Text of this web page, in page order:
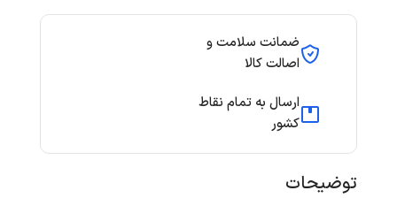
ضمانت سلامت و
اصالت کالا
ارسال به تمام نقاط
کشور
توضیحات